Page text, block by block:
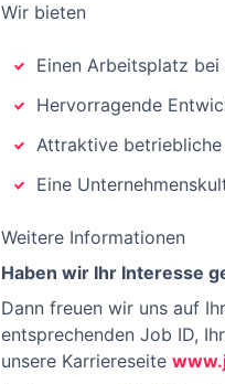
Wir bieten
Einen Arbeitsplatz
Hervorragende
Attraktive
Eine
Weitere Informationen
Haben wir Ihr Interesse
Dann freuen wir uns auf
entsprechenden Job ID,
unsere Karriereseite